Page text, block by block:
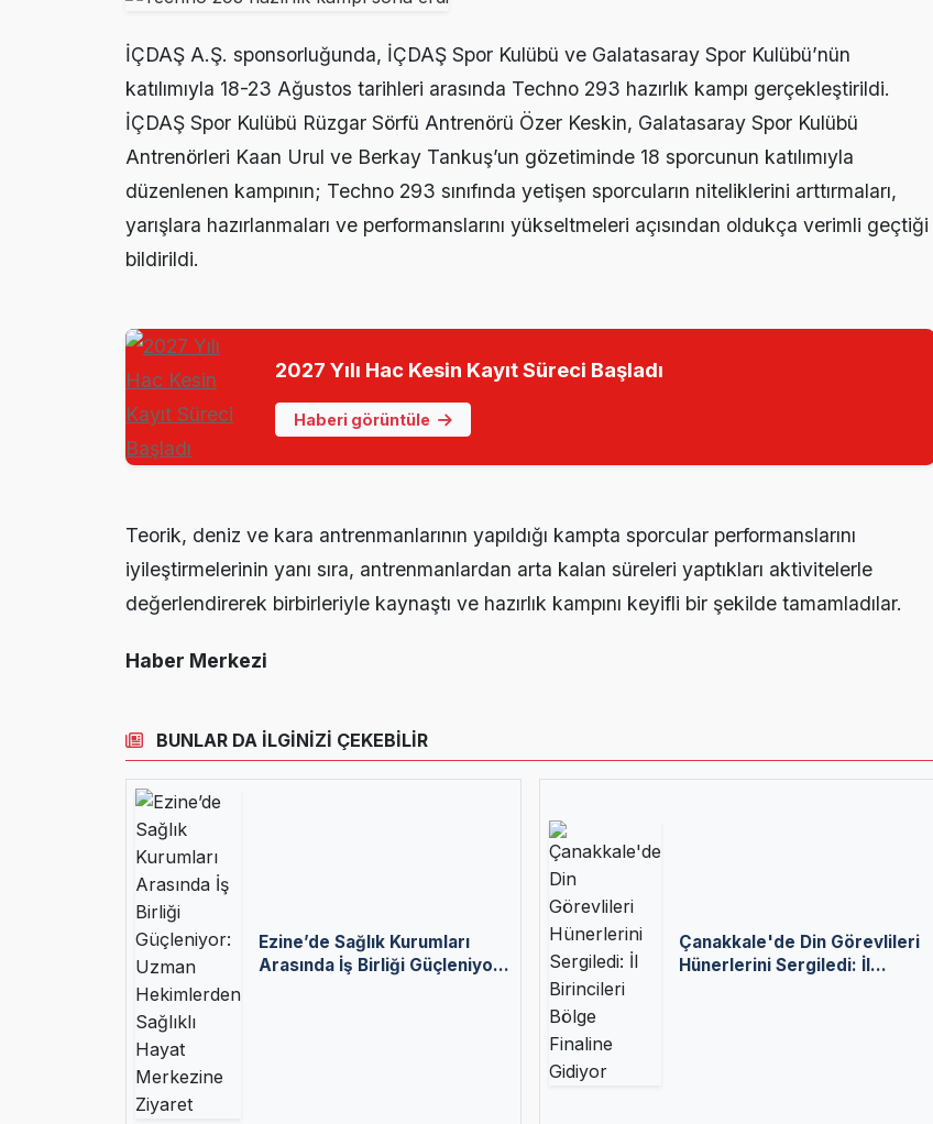
15:14 | Ezine’de Kanser Haftası Mesajı: Erken Tanı Hayat Kurtarır
14:29 | Ezine MEM Öğrencileri Otomotiv Sektörünü Yerinde İnceledi
10:45 | Ezine’de Arıcılık Eğitimi İçin Kayıtlar Açıldı
İÇDAŞ A.Ş. sponsorluğunda, İÇDAŞ Spor Kulübü ve Galatasaray Spor Kulübü’nün
katılımıyla 18-23 Ağustos tarihleri arasında Techno 293 hazırlık kampı gerçekleştirildi.
İÇDAŞ Spor Kulübü Rüzgar Sörfü Antrenörü Özer Keskin, Galatasaray Spor Kulübü
Antrenörleri Kaan Urul ve Berkay Tankuş’un gözetiminde 18 sporcunun katılımıyla
düzenlenen kampının; Techno 293 sınıfında yetişen sporcuların niteliklerini arttırmaları,
yarışlara hazırlanmaları ve performanslarını yükseltmeleri açısından oldukça verimli geçtiği
bildirildi.
2027 Yılı Hac Kesin Kayıt Süreci Başladı
Haberi görüntüle
Teorik, deniz ve kara antrenmanlarının yapıldığı kampta sporcular performanslarını
iyileştirmelerinin yanı sıra, antrenmanlardan arta kalan süreleri yaptıkları aktivitelerle
değerlendirerek birbirleriyle kaynaştı ve hazırlık kampını keyifli bir şekilde tamamladılar.
Haber Merkezi
BUNLAR DA İLGİNİZİ ÇEKEBİLİR
Ezine’de Sağlık Kurumları
Arasında İş Birliği Güçleniyor:
Çanakkale'de Din Görevlileri
Hünerlerini Sergiledi: İl